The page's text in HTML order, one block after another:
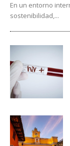
En un entorno
sostenibilidad,...